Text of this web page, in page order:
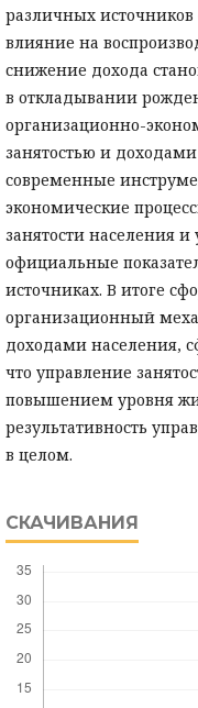
различных
влияние на
снижение дохода
в откладывании
организационно-
занятостью и
современные
экономические
занятости населения
официальные
источниках. В итоге
организационный
доходами населения,
что управление
повышением уровня
результативность
в целом.
СКАЧИВАНИЯ